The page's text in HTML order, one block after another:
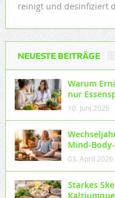
reinigt und desinfiziert
NEUESTE BEITRÄGE
Warum
nur
10. Juni 2026
Mind-
03. April 2026
Starkes